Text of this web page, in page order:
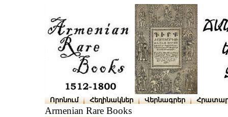
Որոնում Հեղինակներ Վերնագրեր
Armenian Rare Books